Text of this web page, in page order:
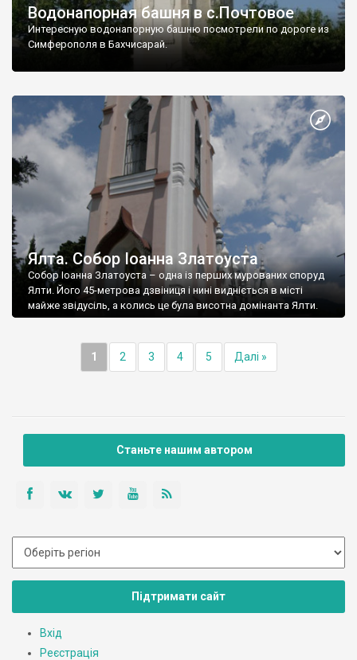
Водонапорная башня в с.Почтовое
Интересную водонапорную башню посмотрели по дороге из
Симферополя в Бахчисарай.
Ялта. Собор Іоанна Златоуста
Собор Іоанна Златоуста – одна із перших мурованих споруд
Ялти. Його 45-метрова дзвіниця і нині видніється в місті
майже звідусіль, а колись це була висотна домінанта Ялти.
1 2 3 4 5 Далі »
Станьте нашим автором
Підтримати сайт
Вхід
Реєстрація